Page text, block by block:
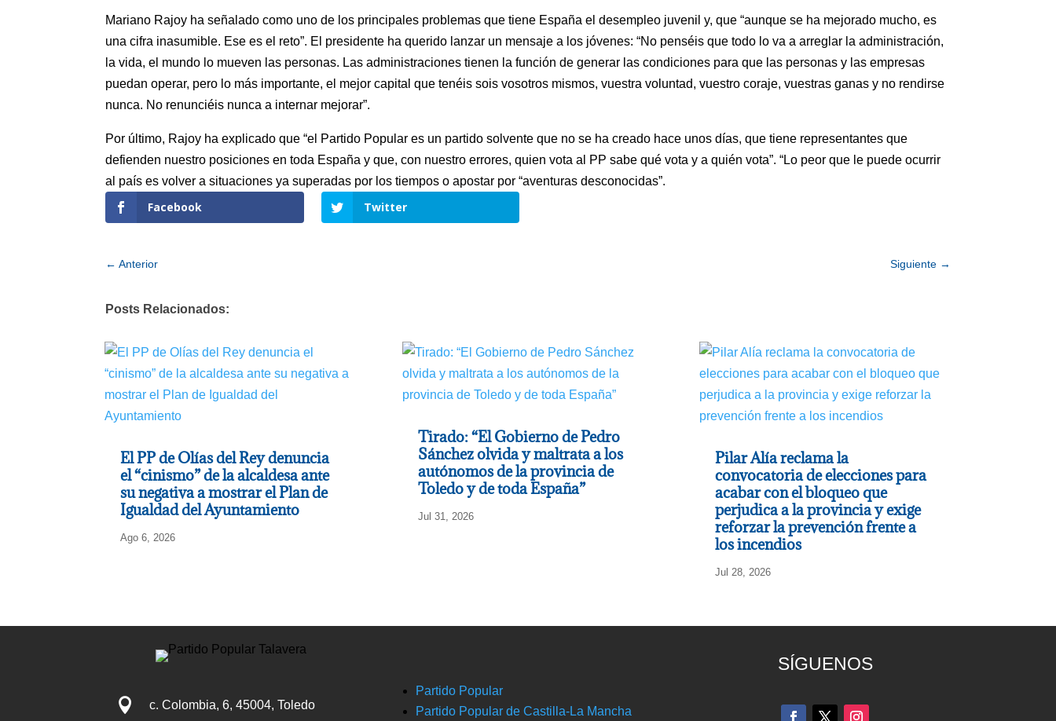
Mariano Rajoy ha señalado como uno de los principales problemas que tiene España el desempleo juvenil y, que “aunque se ha mejorado mucho, es
una cifra inasumible. Ese es el reto”. El presidente ha querido lanzar un mensaje a los jóvenes: “No penséis que todo lo va a arreglar la administración,
la vida, el mundo lo mueven las personas. Las administraciones tienen la función de generar las condiciones para que las personas y las empresas
puedan operar, pero lo más importante, el mejor capital que tenéis sois vosotros mismos, vuestra voluntad, vuestro coraje, vuestras ganas y no rendirse
nunca. No renunciéis nunca a internar mejorar”.
Por último, Rajoy ha explicado que “el Partido Popular es un partido solvente que no se ha creado hace unos días, que tiene representantes que
defienden nuestro posiciones en toda España y que, con nuestro errores, quien vota al PP sabe qué vota y a quién vota”. “Lo peor que le puede ocurrir
al país es volver a situaciones ya superadas por los tiempos o apostar por “aventuras desconocidas”.
Facebook Twitter
←Anterior Siguiente→
Posts Relacionados:
El PP de Olías del Rey denuncia
el “cinismo” de la alcaldesa ante
su negativa a mostrar el Plan de
Igualdad del Ayuntamiento
Ago 6, 2026
Tirado: “El Gobierno de Pedro
Sánchez olvida y maltrata a los
autónomos de la provincia de
Toledo y de toda España”
Jul 31, 2026
Pilar Alía reclama la
convocatoria de elecciones para
acabar con el bloqueo que
perjudica a la provincia y exige
reforzar la prevención frente a
los incendios
Jul 28, 2026
 c. Colombia, 6, 45004, Toledo
Partido Popular
Partido Popular de Castilla-La Mancha
SÍGUENOS